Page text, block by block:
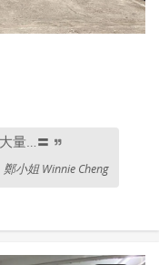
量…〓
鄭小姐 Winnie Cheng